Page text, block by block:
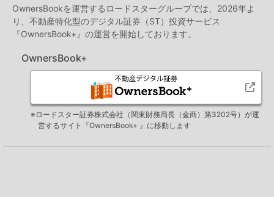
OwnersBookを運営するロードスターグループでは、2026年よ
り、不動産特化型のデジタル証券（ST）投資サービス
『OwnersBook+』の運営を開始しております。
OwnersBook+
※ロードスター証券株式会社（関東財務局長（金商）第3202号）が運
営するサイト『OwnersBook+ 』に移動します